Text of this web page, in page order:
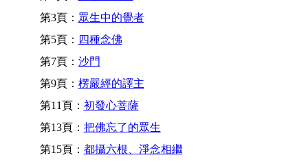
第3頁： 眾生中的覺者
第5頁： 四種念佛
第7頁： 沙門
第9頁： 楞嚴經的譯主
第11頁： 初發心菩薩
第13頁： 把佛忘了的眾生
第15頁： 都攝六根、淨念相繼